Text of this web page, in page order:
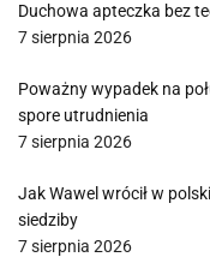
Duchowa apteczka bez
7 sierpnia 2026
Poważny wypadek na
spore utrudnienia
7 sierpnia 2026
Jak Wawel wrócił w
siedziby
7 sierpnia 2026